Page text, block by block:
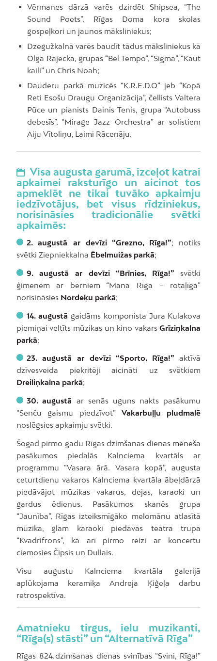
Vērmanes dārzā varēs dzirdēt Shipsea, “The
Sound Poets”, Rīgas Doma kora skolas
gospeļkori un jaunos māksliniekus;
Dzegužkalnā varēs baudīt tādus māksliniekus kā
Olga Rajecka, grupas “Bel Tempo”, “Sigma”, “Kaut
kaili” un Chris Noah;
Dauderu parkā muzicēs “K.R.E.D.O” jeb “Kopā
Reti Esošu Draugu Organizācija”, čellists Valtera
Pūce un pianists Dainis Tenis, grupa “Autobuss
debesīs”, “Mirage Jazz Orchestra” ar solistiem
Aiju Vītoliņu, Laimi Rācenāju.
Visa augusta garumā, izceļot katrai
apkaimei raksturīgo un aicinot tos
apmeklēt ne tikai tuvāko apkaimju
iedzīvotājus, bet visus rīdziniekus,
norisināsies tradicionālie svētki
apkaimēs:
2. augustā ar devīzi “Grezno, Rīga!”; notiks
svētki Ziepniekkalna Ēbelmuižas parkā;
9. augustā ar devīzi “Brīnies, Rīga!” svētki
ģimenēm ar bērniem “Mana Rīga – rotaļīga”
norisināsies Nordeķu parkā;
14. augustā gaidāms komponista Jura Kulakova
piemiņai veltīts mūzikas un kino vakarsGrīziņkalna
parkā;
23. augustā ar devīzi “Sporto, Rīga!”aktīvā
dzīvesveida piekritēji aicināti uz svētkiem
Dreiliņkalna parkā;
30. augustā ar senās uguns nakts pasākumu
“Senču gaismu piedzīvot” Vakarbuļļu pludmalē
noslēgsies apkaimju svētki.
Šogad pirmo gadu Rīgas dzimšanas dienas mēneša
pasākumos piedalās Kalnciema kvartāls ar
programmu “Vasara ārā. Vasara kopā”, augusta
ceturtdienu vakaros Kalnciema kvartāla ābeļdārzā
piedāvājot mūzikas vakarus, dejas, karaoki un
gardus ēdienus. Pasākumos skanēs grupa
“Jaunība”, Rīgas izteiksmīgāko melomānu atlasītā
mūzika, glam karaoki piedāvās teātra trupa
“Kvadrifrons”, kā arī pirmo reizi ar koncertu
ciemosies Čipsis un Dullais.
Visu augustu Kalnciema kvartāla galerijā
aplūkojama keramiķa Andreja Ķiģeļa darbu
retrospektīva.
Amatnieku tirgus, ielu muzikanti,
“Rīga(s) stāsti” un “Alternatīvā Rīga”
Rīgas 824. dzimšanas dienas svinības “Svini, Rīga!”